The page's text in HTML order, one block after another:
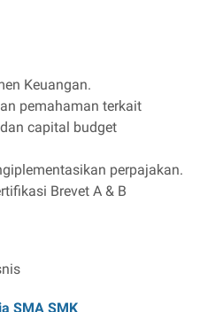
Keuangan.
pemahaman terkait
capital budget
perpajakan.
Brevet A & B
SMA SMK